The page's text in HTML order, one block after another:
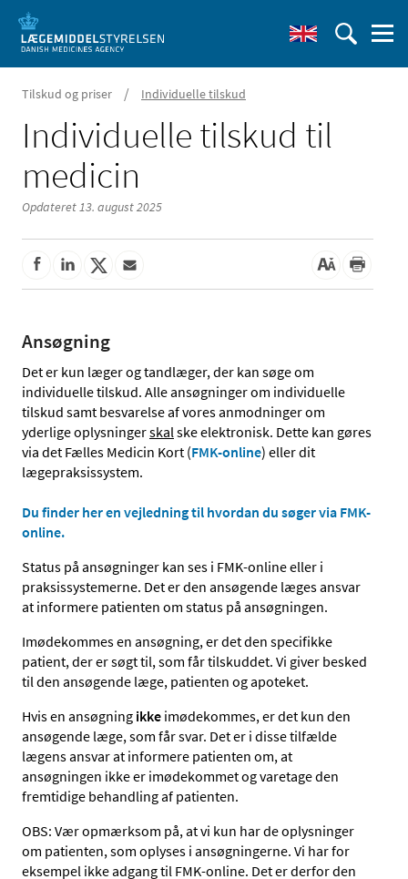
Tilskud og priser / Individuelle tilskud
Individuelle tilskud til
medicin
Opdateret 13. august 2025
Ansøgning
Det er kun læger og tandlæger, der kan søge om
individuelle tilskud. Alle ansøgninger om individuelle
tilskud samt besvarelse af vores anmodninger om
yderlige oplysningerskal ske elektronisk. Dette kan gøres
via det Fælles Medicin Kort (FMK-online) eller dit
lægepraksissystem.
Du finder her en vejledning til hvordan du søger via FMK-
online.
Status på ansøgninger kan ses i FMK-online eller i
praksissystemerne. Det er den ansøgende læges ansvar
at informere patienten om status på ansøgningen.
Imødekommes en ansøgning, er det den specifikke
patient, der er søgt til, som får tilskuddet. Vi giver besked
til den ansøgende læge, patienten og apoteket.
Hvis en ansøgning ikke imødekommes, er det kun den
ansøgende læge, som får svar. Det er i disse tilfælde
lægens ansvar at informere patienten om, at
ansøgningen ikke er imødekommet og varetage den
fremtidige behandling af patienten.
OBS: Vær opmærksom på, at vi kun har de oplysninger
om patienten, som oplyses i ansøgningerne. Vi har for
eksempel ikke adgang til FMK-online. Det er derfor den